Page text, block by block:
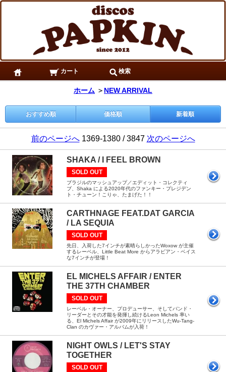
カート 検索
ホーム ＞ NEW ARRIVAL
おすすめ順 価格順 新着順
前のページへ1369-1380 / 3847 次のページへ
SHAKA / I FEEL BROWN
SOLD OUT
ブラジルのマッシュアップ／エディット・コレクティ
ブ、Shaka による2020年代のファンキー・プレジデン
ト・チューン！こりゃ、たまげた！！
CARTHNAGE FEAT.DAT GARCIA
/ LA SEQUIA
SOLD OUT
先日、入荷した7インチが素晴らしかったWoxow が主催
するレーベル、Little Beat More からアラビアン・ベイス
な7インチが登場！
EL MICHELS AFFAIR / ENTER
THE 37TH CHAMBER
SOLD OUT
レーベル・オーナー、プロデューサー、そしてバンド・
リーダーとその才能を発揮し続けるLeon Michels 率い
る、El Michels Affair が2009年にリリースしたWu-Tang-
Clan のカヴァー・アルバムが入荷！
NIGHT OWLS / LET'S STAY
TOGETHER
SOLD OUT